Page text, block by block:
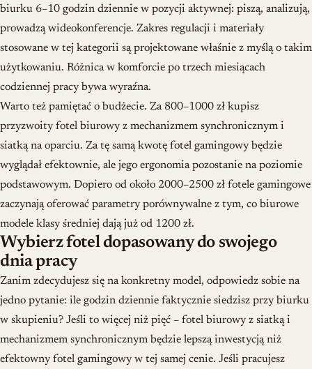
biurku 6–10 godzin dziennie w pozycji aktywnej: piszą, analizują,
prowadzą wideokonferencje. Zakres regulacji i materiały
stosowane w tej kategorii są projektowane właśnie z myślą o takim
użytkowaniu. Różnica w komforcie po trzech miesiącach
codziennej pracy bywa wyraźna.
Warto też pamiętać o budżecie. Za 800–1000 zł kupisz
przyzwoity fotel biurowy z mechanizmem synchronicznym i
siatką na oparciu. Za tę samą kwotę fotel gamingowy będzie
wyglądał efektownie, ale jego ergonomia pozostanie na poziomie
podstawowym. Dopiero od około 2000–2500 zł fotele gamingowe
zaczynają oferować parametry porównywalne z tym, co biurowe
modele klasy średniej dają już od 1200 zł.
Wybierz fotel dopasowany do swojego
dnia pracy
Zanim zdecydujesz się na konkretny model, odpowiedz sobie na
jedno pytanie: ile godzin dziennie faktycznie siedzisz przy biurku
w skupieniu? Jeśli to więcej niż pięć – fotel biurowy z siatką i
mechanizmem synchronicznym będzie lepszą inwestycją niż
efektowny fotel gamingowy w tej samej cenie. Jeśli pracujesz